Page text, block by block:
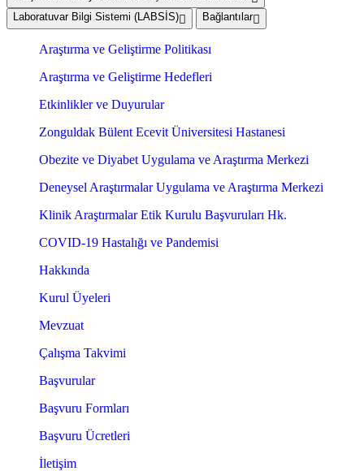
Laboratuvar Bilgi Sistemi (LABSİS)
Bağlantılar
Araştırma ve Geliştirme Politikası
Araştırma ve Geliştirme Hedefleri
Etkinlikler ve Duyurular
Zonguldak Bülent Ecevit Üniversitesi Hastanesi
Obezite ve Diyabet Uygulama ve Araştırma Merkezi
Deneysel Araştırmalar Uygulama ve Araştırma Merkezi
Klinik Araştırmalar Etik Kurulu Başvuruları Hk.
COVID-19 Hastalığı ve Pandemisi
Hakkında
Kurul Üyeleri
Mevzuat
Çalışma Takvimi
Başvurular
Başvuru Formları
Başvuru Ücretleri
İletişim